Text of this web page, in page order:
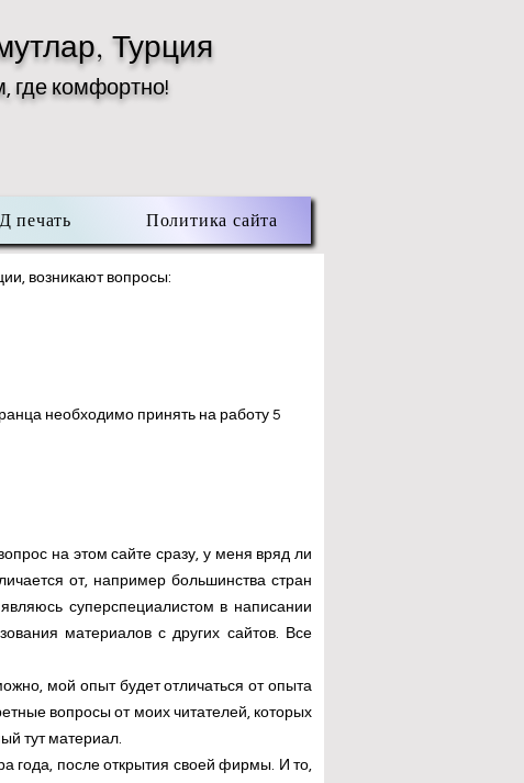
Турция
где комфортно!
печать Политика сайта
возникают вопросы:
необходимо принять на работу 5
на этом сайте сразу, у меня вряд ли
от, например большинства стран
суперспециалистом в написании
материалов с других сайтов. Все
мой опыт будет отличаться от опыта
вопросы от моих читателей, которых
тут материал.
года, после открытия своей фирмы. И то,